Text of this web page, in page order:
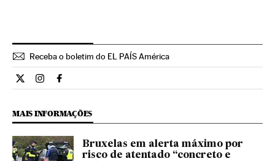
Receba o boletim do EL PAÍS América
Internacional El País Brasil en Twitter
Internacional El País Brasil en Instagram
Internacional El País Brasil en Facebook
MAIS INFORMAÇÕES
Bruxelas em alerta máximo por
risco de atentado “concreto e